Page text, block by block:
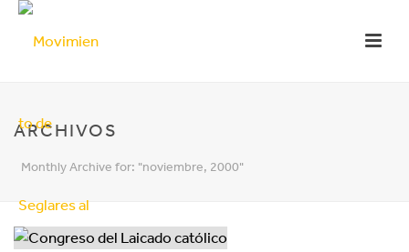
ARCHIVOS
Monthly Archive for: "noviembre, 2000"